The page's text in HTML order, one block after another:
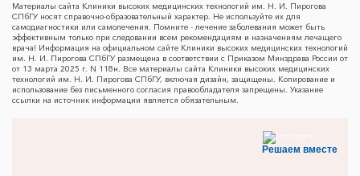
Материалы сайта Клиники высоких медицинских технологий им. Н. И. Пирогова
СПбГУ носят справочно-образовательный характер. Не используйте их для
самодиагностики или самолечения. Помните - лечение заболевания может быть
эффективным только при следовании всем рекомендациям и назначениям лечащего
врача! Информация на официальном сайте Клиники высоких медицинских технологий
им. Н. И. Пирогова СПбГУ размещена в соответствии с Приказом Минздрава России от
от 13 марта 2025 г. N 118н. Все материалы сайта Клиники высоких медицинских
технологий им. Н. И. Пирогова СПбГУ, включая дизайн, защищены. Копирование и
использование без письменного согласия правообладателя запрещены. Указание
ссылки на источник информации является обязательным.
Решаем вместе